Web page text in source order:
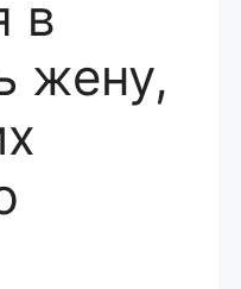
в
жену,